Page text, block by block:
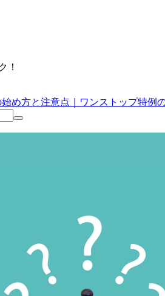
！
め方と注意点｜ワンストップ特例